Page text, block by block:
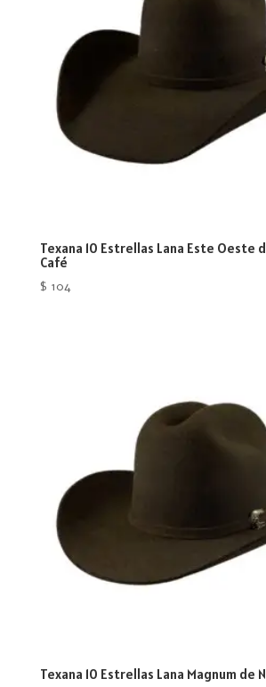
Texana 10 Estrellas Lana Este Oeste
Café
$ 104
Texana 10 Estrellas Lana Magnum de